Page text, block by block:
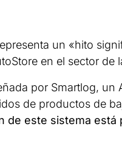
un «hito
en el sector de
por Smartlog, un
de productos de
de este sistema